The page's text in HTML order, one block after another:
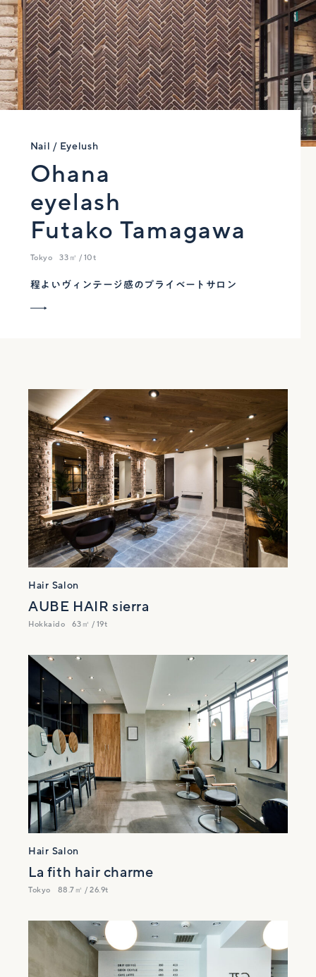
Nail / Eyelush
Ohana
eyelash
Futako Tamagawa
Tokyo 33㎡ / 10t
程よいヴィンテージ感のプライベートサロン
Hair Salon
AUBE HAIR sierra
Hokkaido 63㎡ / 19t
Hair Salon
La fith hair charme
Tokyo 88.7㎡ / 26.9t